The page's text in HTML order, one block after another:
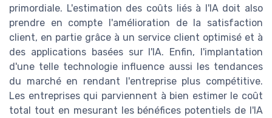
primordiale. L'estimation des coûts liés à l'IA doit also
prendre en compte l'amélioration de la satisfaction
client, en partie grâce à un service client optimisé et à
des applications basées sur l'IA. Enfin, l'implantation
d'une telle technologie influence aussi les tendances
du marché en rendant l'entreprise plus compétitive.
Les entreprises qui parviennent à bien estimer le coût
total tout en mesurant les bénéfices potentiels de l'IA